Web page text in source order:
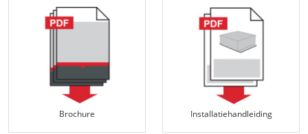
Brochure Installatiehandleiding